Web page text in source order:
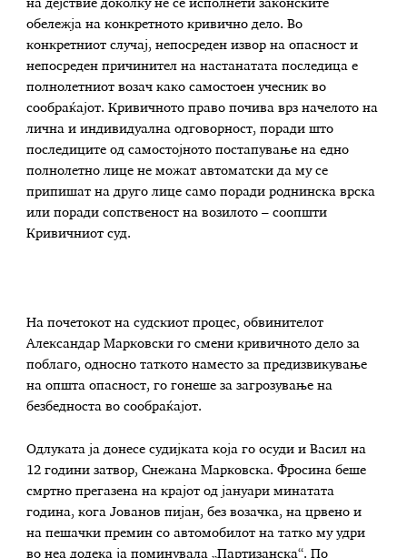
на дејствие доколку не се исполнети законските
обележја на конкретното кривично дело. Во
конкретниот случај, непосреден извор на опасност и
непосреден причинител на настанатата последица е
полнолетниот возач како самостоен учесник во
сообраќајот. Кривичното право почива врз начелото на
лична и индивидуална одговорност, поради што
последиците од самостојното постапување на едно
полнолетно лице не можат автоматски да му се
припишат на друго лице само поради роднинска врска
или поради сопственост на возилото – соопшти
Кривичниот суд.
На почетокот на судскиот процес, обвинителот
Александар Марковски го смени кривичното дело за
поблаго, односно таткото наместо за предизвикување
на општа опасност, го гонеше за загрозување на
безбедноста во сообраќајот.
Одлуката ја донесе судијката која го осуди и Васил на
12 години затвор, Снежана Марковска. Фросина беше
смртно прегазена на крајот од јануари минатата
година, кога Јованов пијан, без возачка, на црвено и
на пешачки премин со автомобилот на татко му удри
во неа додека ја поминувала „Партизанска“. По